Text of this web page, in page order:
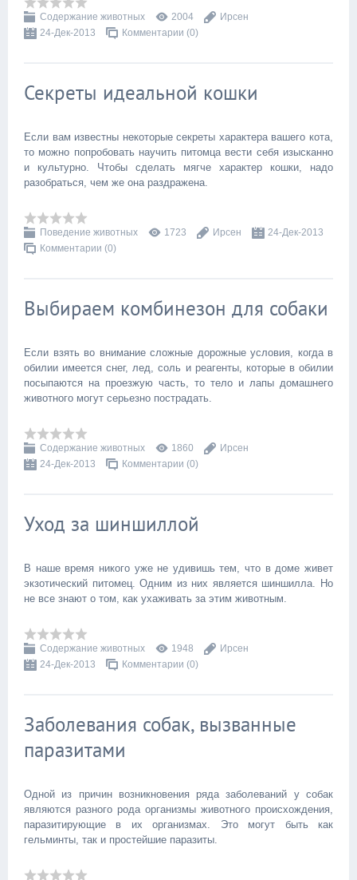
Содержание животных 2004
Ирсен
24-Дек-2013
Комментарии (0)
Секреты идеальной кошки
Если вам известны некоторые секреты характера вашего кота,
то можно попробовать научить питомца вести себя изысканно
и культурно. Чтобы сделать мягче характер кошки, надо
разобраться, чем же она раздражена.
Поведение животных 1723 Ирсен
24-Дек-2013
Комментарии (0)
Выбираем комбинезон для собаки
Если взять во внимание сложные дорожные условия, когда в
обилии имеется снег, лед, соль и реагенты, которые в обилии
посыпаются на проезжую часть, то тело и лапы домашнего
животного могут серьезно пострадать.
Содержание животных 1860
Ирсен
24-Дек-2013
Комментарии (0)
Уход за шиншиллой
В наше время никого уже не удивишь тем, что в доме живет
экзотический питомец. Одним из них является шиншилла. Но
не все знают о том, как ухаживать за этим животным.
Содержание животных 1948
Ирсен
24-Дек-2013
Комментарии (0)
Заболевания собак, вызванные
паразитами
Одной из причин возникновения ряда заболеваний у собак
являются разного рода организмы животного происхождения,
паразитирующие в их организмах. Это могут быть как
гельминты, так и простейшие паразиты.